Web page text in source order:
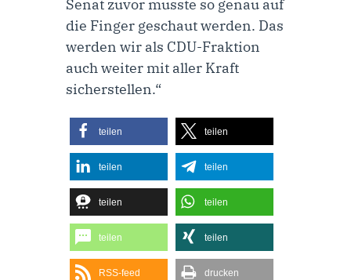
Senat zuvor musste so genau auf
die Finger geschaut werden. Das
werden wir als CDU-Fraktion
auch weiter mit aller Kraft
sicherstellen.“
teilen teilen
teilen teilen
teilen teilen
teilen teilen
RSS-feed drucken